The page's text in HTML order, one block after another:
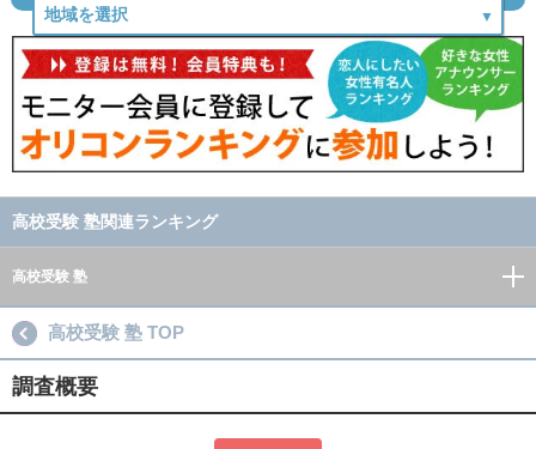
高校受験 塾関連ランキング
高校受験 塾
高校受験 塾 TOP
調査概要